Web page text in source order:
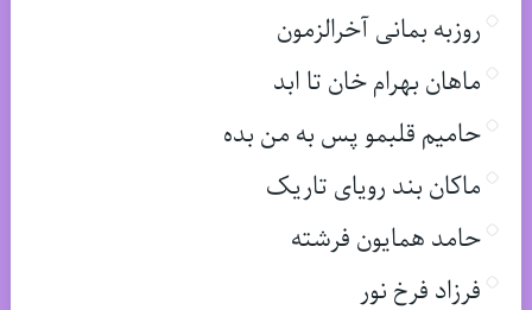
روزبه بمانی آخرالزمون
ماهان بهرام خان تا ابد
حامیم قلبمو پس به من بده
ماکان بند رویای تاریک
حامد همایون فرشته
فرزاد فرخ نور